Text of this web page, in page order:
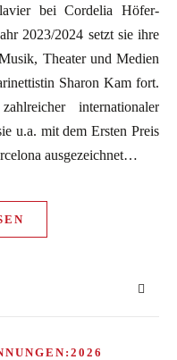
bei Cordelia Höfer-
2023/2024 setzt sie ihre
Theater und Medien
Sharon Kam fort.
internationaler
u.a. mit dem Ersten Preis
ausgezeichnet…